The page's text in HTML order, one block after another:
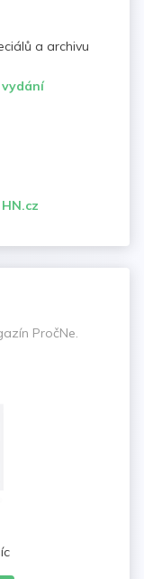
a archivu
PročNe.